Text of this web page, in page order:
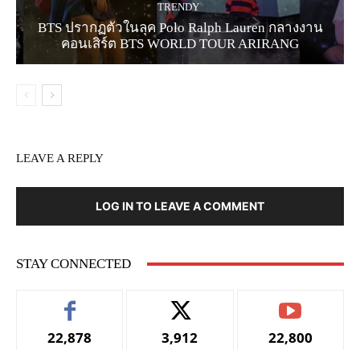
TRENDY
BTS ปรากฏตัวในลุค Polo Ralph Lauren กลางงาน
คอนเสิร์ต BTS WORLD TOUR ARIRANG
LEAVE A REPLY
LOG IN TO LEAVE A COMMENT
STAY CONNECTED
22,878 3,912 22,800